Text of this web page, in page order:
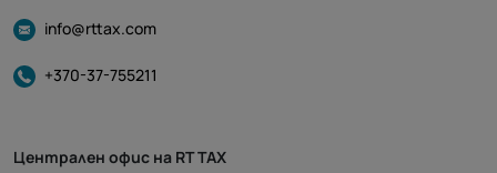
info@rttax.com
+370-37-755211
Централен офис на RT TAX